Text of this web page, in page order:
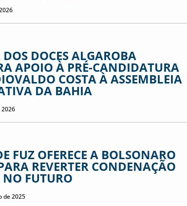
DOCES ALGAROBA
APOIO À PRÉ-CANDIDATURA
COSTA À ASSEMBLEIA
DA BAHIA
FUZ OFERECE A BOLSONARO
REVERTER CONDENAÇÃO
NO FUTURO
de 2025